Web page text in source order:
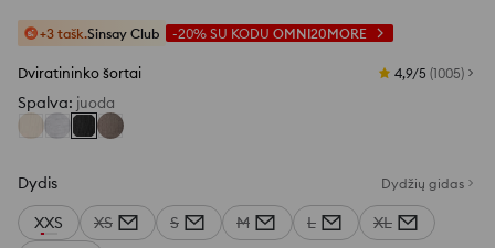
+3 tašk.Sinsay Club -20% SU KODU OMNI20MORE
Dviratininko šortai 4,9/5 (1005)
Spalva: juoda
Dydis Dydžių gidas
XXS XS S M L
XL